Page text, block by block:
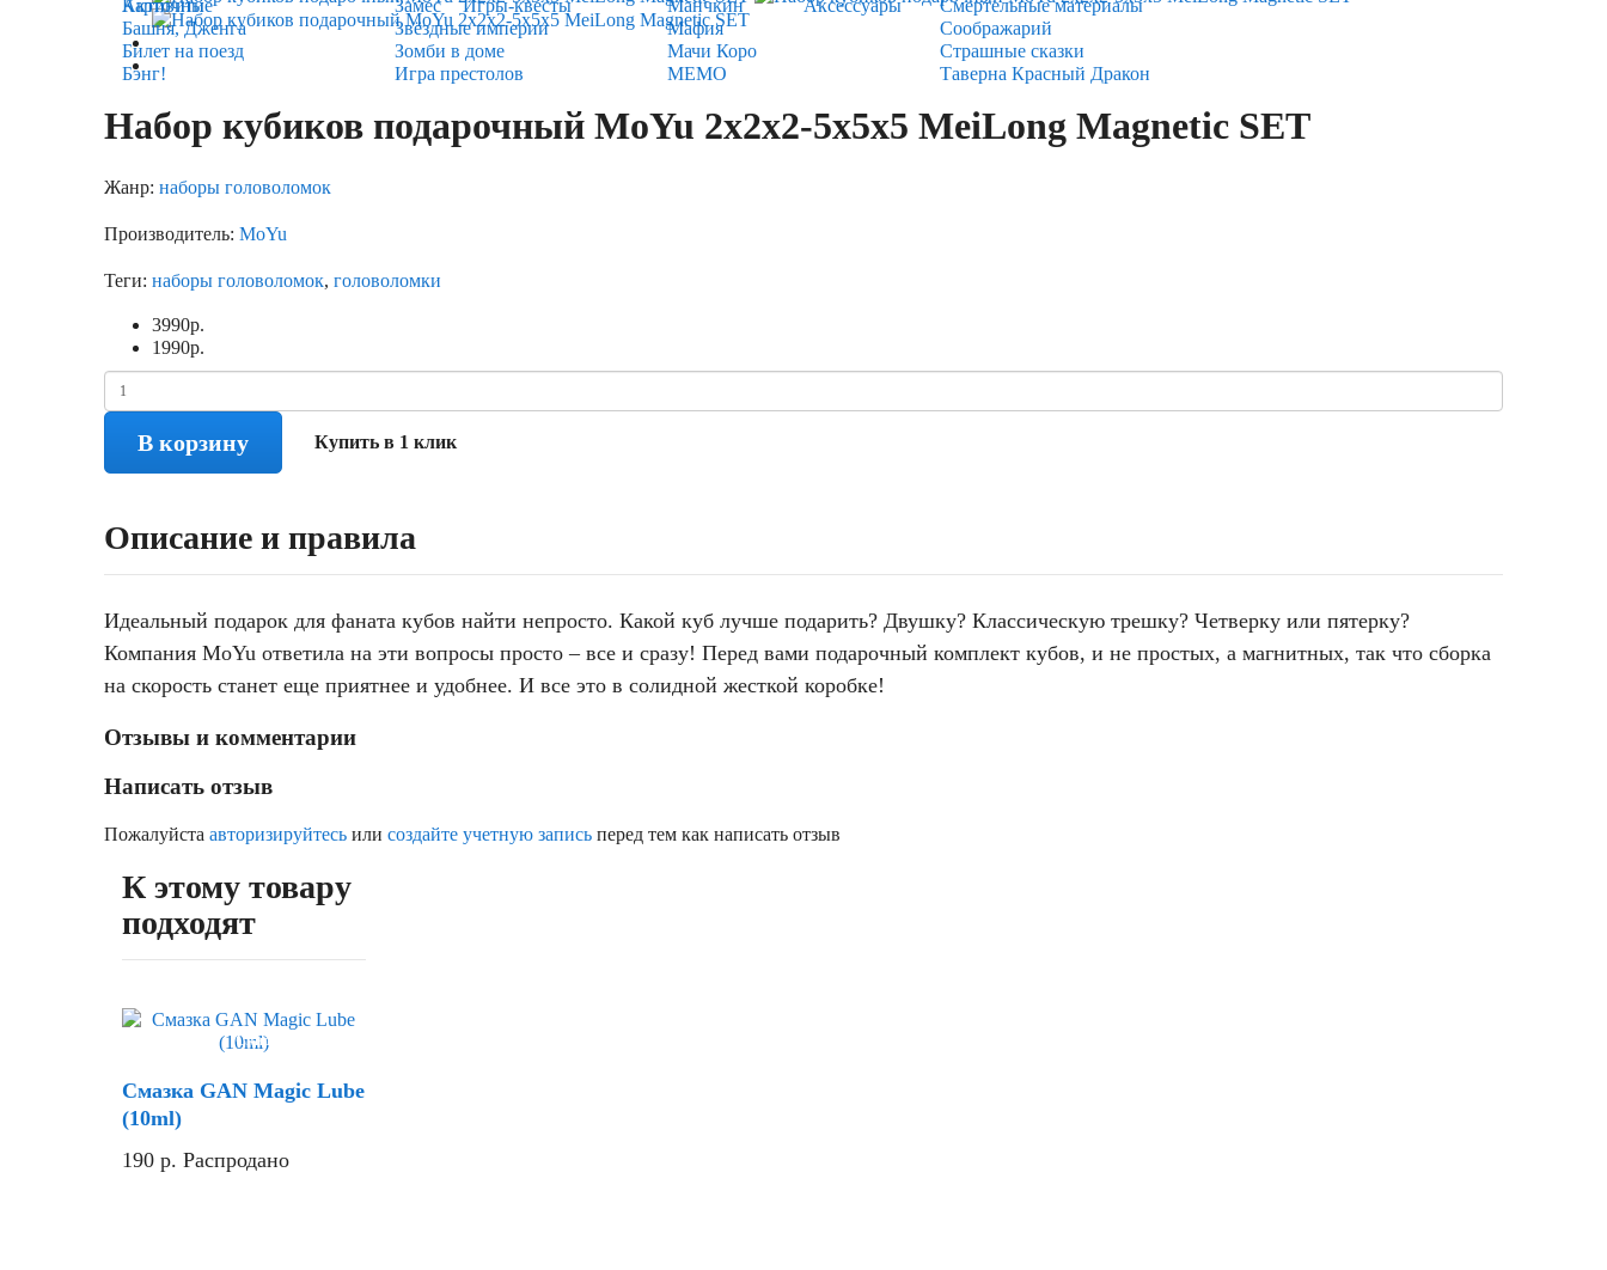
Карточные
Игры-квесты
Аксессуары
Активити
Башня, Дженга
Билет на поезд
Бэнг!
Замес
Звёздные империи
Зомби в доме
Игра престолов
Манчкин
Мафия
Мачи Коро
МЕМО
Смертельные материалы
Соображарий
Страшные сказки
Таверна Красный Дракон
Набор кубиков подарочный MoYu 2x2x2-5x5x5 MeiLong Magnetic SET
Жанр: наборы головоломок
Производитель: MoYu
Теги: наборы головоломок, головоломки
3990р.
1990р.
В корзину Купить в 1 клик
Описание и правила
Идеальный подарок для фаната кубов найти непросто. Какой куб лучше подарить? Двушку? Классическую трешку? Четверку или пятерку?
Компания MoYu ответила на эти вопросы просто – все и сразу! Перед вами подарочный комплект кубов, и не простых, а магнитных, так что сборка
на скорость станет еще приятнее и удобнее. И все это в солидной жесткой коробке!
Отзывы и комментарии
Написать отзыв
Пожалуйста авторизируйтесь или создайте учетную запись перед тем как написать отзыв
К этому товару
подходят
Скидка
Смазка GAN Magic Lube
(10ml)
190 р. Распродано